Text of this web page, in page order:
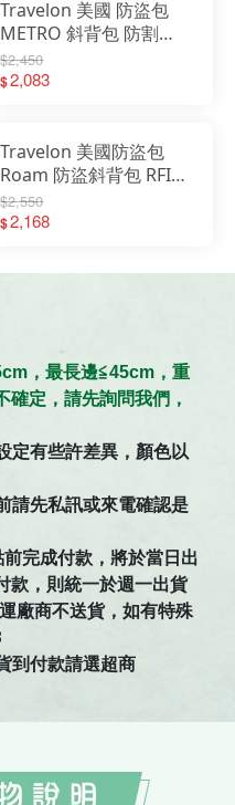
Travelon 美國 防盜包
METRO 斜背包 防割
Anti-Theft 側背包 TL-
43414
$2,450
$2,083
Travelon 美國防盜包
Roam 防盜斜背包 RFID
旅遊斜背包 兩色TL-
43677
$2,550
$2,168
，最長邊≦45cm，重
定，請先詢問我們，
定有些許差異，顏色以
請先私訊或來電確認是
完成付款，將於當日出
款，則統一於週一出貨
廠商不送貨，如有特殊
到付款請選超商